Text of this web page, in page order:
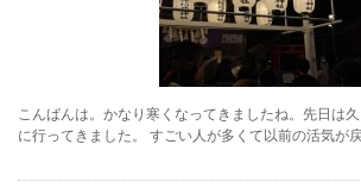
こんばんは。かなり寒くなってきましたね。先日は
に行ってきました。 すごい人が多くて以前の活気が